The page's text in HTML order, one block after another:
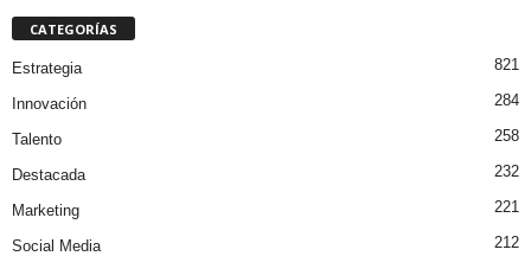
CATEGORÍAS
Estrategia 821
Innovación 284
Talento 258
Destacada 232
Marketing 221
Social Media 212